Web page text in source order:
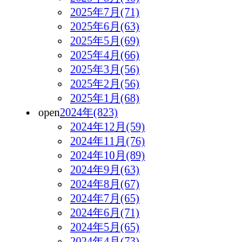
2025年7月(71)
2025年6月(63)
2025年5月(69)
2025年4月(66)
2025年3月(56)
2025年2月(56)
2025年1月(68)
open2024年(823)
2024年12月(59)
2024年11月(76)
2024年10月(89)
2024年9月(63)
2024年8月(67)
2024年7月(65)
2024年6月(71)
2024年5月(65)